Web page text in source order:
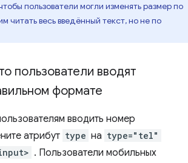
пользователи могли изменять размер по
читать весь введённый текст, но не по
пользователи вводят
формате
вводить номер
атрибут type на type="tel"
. Пользователи мобильных